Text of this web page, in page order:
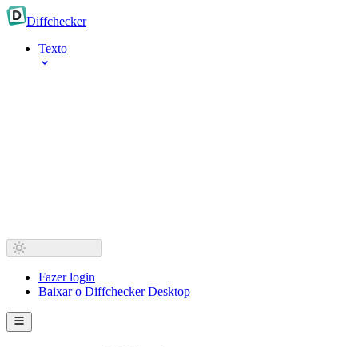
Diffchecker
Texto
Fazer login
Baixar o Diffchecker Desktop